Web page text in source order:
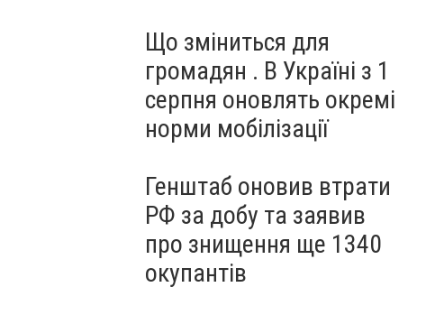
Що зміниться для
громадян . В Україні з 1
серпня оновлять окремі
норми мобілізації
Генштаб оновив втрати
РФ за добу та заявив
про знищення ще 1340
окупантів